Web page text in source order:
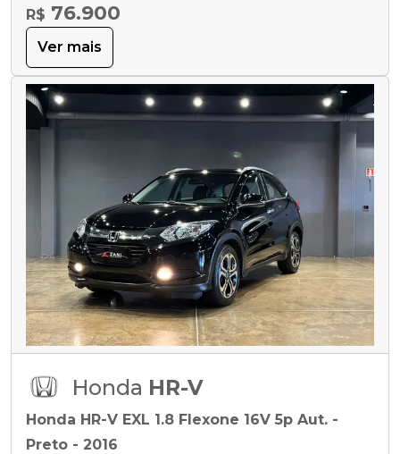
R$ 76.900
Ver mais
Honda HR-V
Honda HR-V EXL 1.8 Flexone 16V 5p Aut. -
Preto - 2016